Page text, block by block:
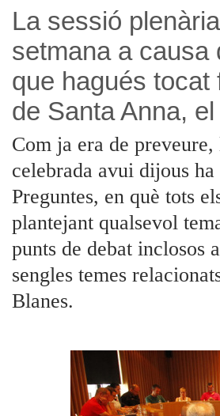
La sessió
setmana a causa
que hagués tocat
de Santa Anna,
Com ja era de
celebrada avui dijous
Preguntes, en què tots
plantejant qualsevol
punts de debat inclosos
sengles temes
Blanes.